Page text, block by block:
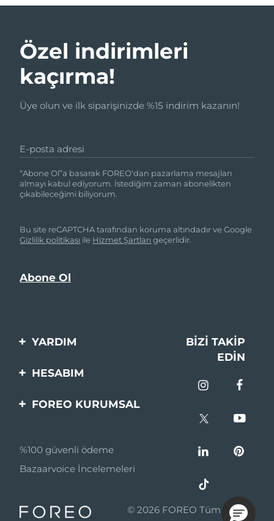
Özel indirimleri
kaçırma!
Üye olun ve ilk siparişinizde %15 indirim kazanın!
E-posta adresi
“Abone Ol”a basarak FOREO'dan pazarlama mesajları
almayı kabul ediyorum. İstediğim zaman abonelikten
çıkabileceğimi biliyorum.
Bu site reCAPTCHA tarafından koruma altındadır ve Google
Gizlilik politikası ile Hizmet Şartlarıgeçerlidir.
YARDIM
Bi̇zi̇mle İleti̇şi̇me Geçi̇n
BIZI TAKIP
EDIN
HESABIM
Ürün Kaydı
FOREO KURUMSAL
Ortaklik Programi
Ortaklık haberleri
%100 güvenli ödeme
Bazaarvoice İncelemeleri
© 2026 FOREO Tüm hakları